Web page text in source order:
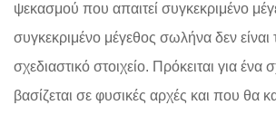
ψεκασμού που απαιτεί συγκεκριμένο
συγκεκριμένο μέγεθος σωλήνα δεν είναι
σχεδιαστικό στοιχείο. Πρόκειται για ένα
βασίζεται σε φυσικές αρχές και που θα